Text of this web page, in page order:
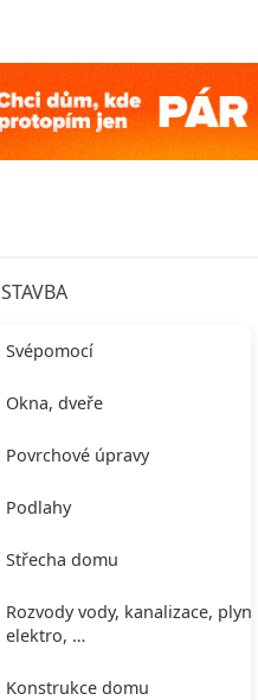
STAVBA
Svépomocí
Okna, dveře
Povrchové úpravy
Podlahy
Střecha domu
Rozvody vody, kanalizace, plynu,
elektro, …
Konstrukce domu